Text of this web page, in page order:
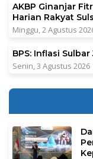
AKBP Ginanjar
Harian Rakyat
Minggu, 2 Agustus
BPS: Inflasi
Senin, 3 Agustus 2026